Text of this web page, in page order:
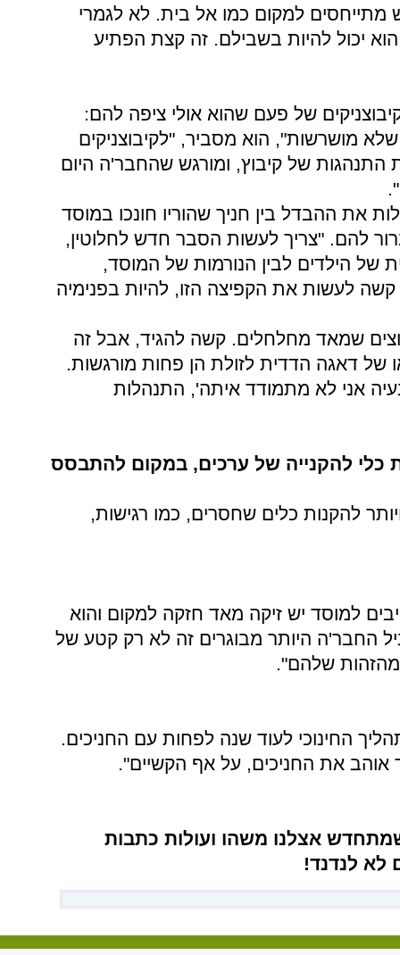
למקום כמו אל בית. לא לגמרי
יכול להיות בשבילם. זה קצת הפתיע
של פעם שהוא אולי ציפה להם:
מושרשות", הוא מסביר, "לקיבוצניקים
התנהגות של קיבוץ, ומורגש שהחבר'ה היום
את ההבדל בין חניך שהוריו חונכו במוסד
להם. "צריך לעשות הסבר חדש לחלוטין,
של הילדים לבין הנורמות של המוסד,
לעשות את הקפיצה הזו, להיות בפנימיה
שמאד מחלחלים. קשה להגיד, אבל זה
דאגה הדדית לזולת הן פחות מורגשות.
אני לא מתמודד איתה', התנהלות
כלי להקנייה של ערכים, במקום להתבסס
להקנות כלים שחסרים, כמו רגישות,
למוסד יש זיקה מאד חזקה למקום והוא
החבר'ה היותר מבוגרים זה לא רק קטע של
שלהם".
החינוכי לעוד שנה לפחות עם החניכים.
אוהב את החניכים, על אף הקשיים".
אצלנו משהו ועולות כתבות
לא לנדנד!